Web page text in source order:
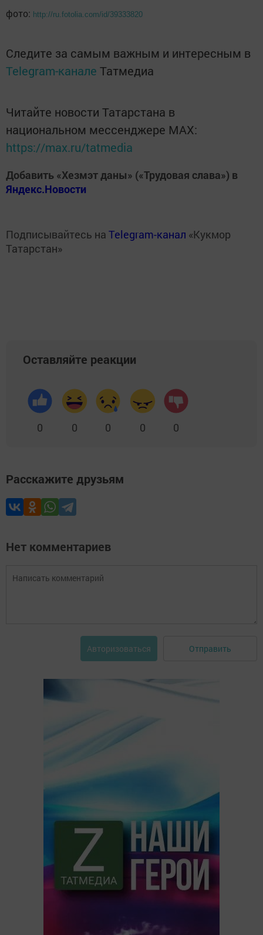
фото: http://ru.fotolia.com/id/39333820
Следите за самым важным и интересным в
Telegram-канале Татмедиа
Читайте новости Татарстана в
национальном мессенджере MАХ:
https://max.ru/tatmedia
Добавить «Хезмэт даны» («Трудовая слава») в
Яндекс.Новости
Подписывайтесь на Telegram-канал «Кукмор
Татарстан»
Оставляйте реакции
0 0 0 0 0
Расскажите друзьям
Нет комментариев
Авторизоваться Отправить